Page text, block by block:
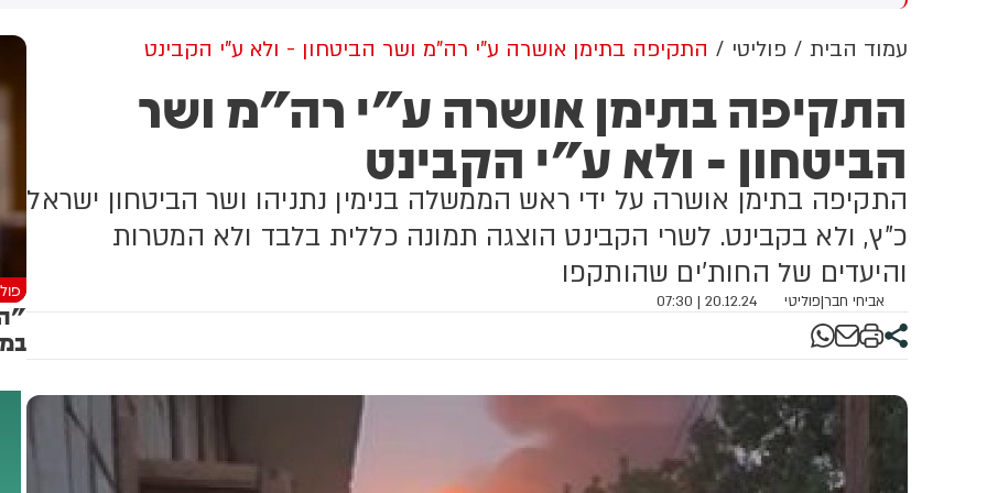
מניתוח חדש של
פוסטים זהים ב-X שותפו
אנגלית וספרדית,
שיהודים הם שהציתו
את השריפות בצרפת,
ונורבגיה בטרה להרוויח
או כלכלית מהמצב.
הבוקר בשכונת בקעה בירושלים
עמוד הבית פוליטי התקיפה בתימן אושרה ע"י רה"מ ושר הביטחון - ולא ע"י הקבינט
התקיפה בתימן אושרה ע"י רה"מ ושר
הביטחון - ולא ע"י הקבינט
התקיפה בתימן אושרה על ידי ראש הממשלה בנימין נתניהו ושר הביטחון ישראל
כ"ץ, ולא בקבינט. לשרי הקבינט הוצגה תמונה כללית בלבד ולא המטרות
והיעדים של החות'ים שהותקפו
אביחי חבר|פוליטי 20.12.24 | 07:30